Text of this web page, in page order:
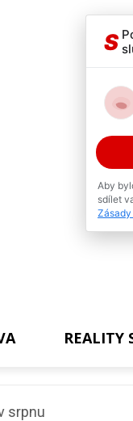
REALITY
srpnu
S
Aby
sdílet